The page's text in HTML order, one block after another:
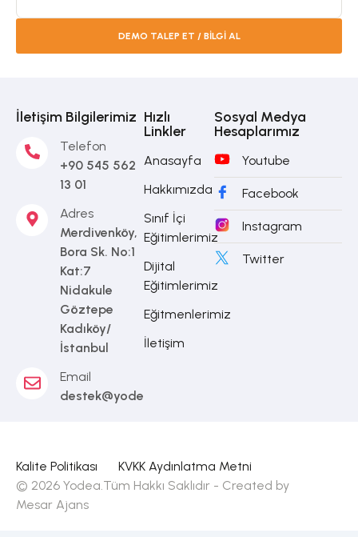
DEMO TALEP ET / BİLGİ AL
İletişim Bilgilerimiz
Telefon
+90 545 562
13 01
Adres
Merdivenköy,
Bora Sk. No:1
Kat:7
Nidakule
Göztepe
Kadıköy/
İstanbul
Email
destek@yodea.com.tr
Hızlı
Linkler
Anasayfa
Hakkımızda
Sınıf İçi
Eğitimlerimiz
Dijital
Eğitimlerimiz
Eğitmenlerimiz
İletişim
Sosyal Medya
Hesaplarımız
Youtube
Facebook
Instagram
Twitter
Kalite Politikası
KVKK Aydınlatma Metni
© 2026 Yodea.Tüm Hakkı Saklıdır - Created by
Mesar Ajans